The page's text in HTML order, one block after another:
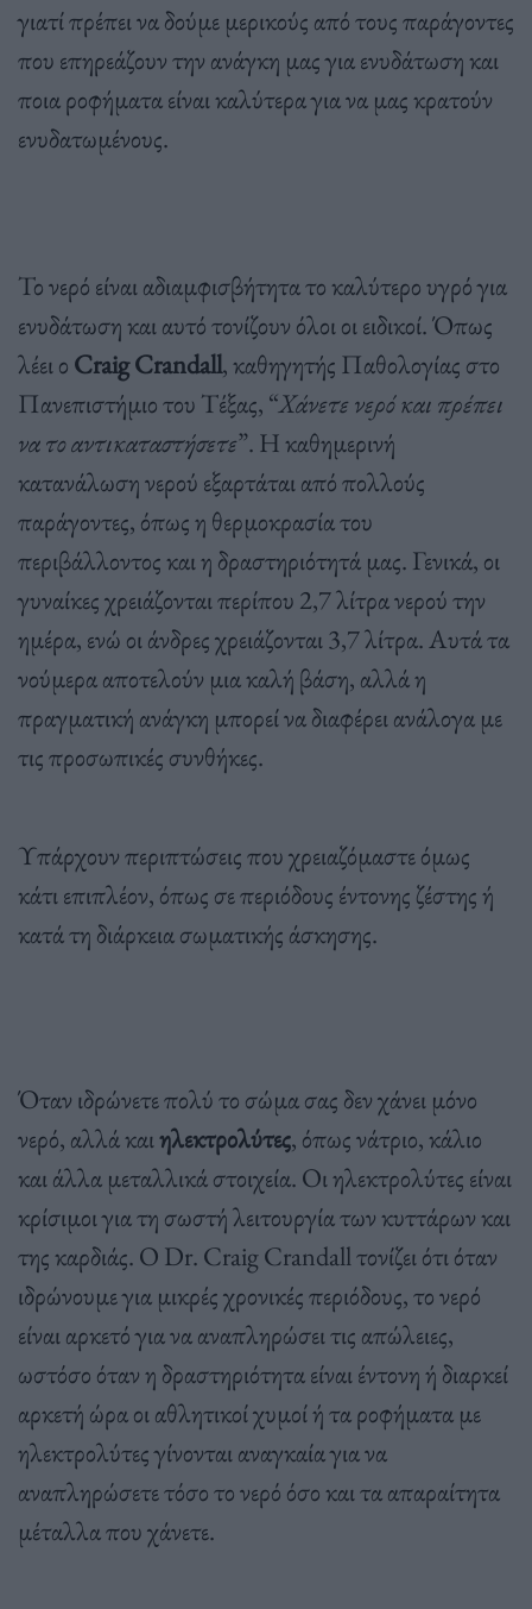
γιατί πρέπει να δούμε μερικούς από τους παράγοντες
που επηρεάζουν την ανάγκη μας για ενυδάτωση και
ποια ροφήματα είναι καλύτερα για να μας κρατούν
ενυδατωμένους.
Το νερό είναι αδιαμφισβήτητα το καλύτερο υγρό για
ενυδάτωση και αυτό τονίζουν όλοι οι ειδικοί. Όπως
λέει ο Craig Crandall, καθηγητής Παθολογίας στο
Πανεπιστήμιο του Τέξας, “Χάνετε νερό και πρέπει
να το αντικαταστήσετε”. Η καθημερινή
κατανάλωση νερού εξαρτάται από πολλούς
παράγοντες, όπως η θερμοκρασία του
περιβάλλοντος και η δραστηριότητά μας. Γενικά, οι
γυναίκες χρειάζονται περίπου 2,7 λίτρα νερού την
ημέρα, ενώ οι άνδρες χρειάζονται 3,7 λίτρα. Αυτά τα
νούμερα αποτελούν μια καλή βάση, αλλά η
πραγματική ανάγκη μπορεί να διαφέρει ανάλογα με
τις προσωπικές συνθήκες.
Υπάρχουν περιπτώσεις που χρειαζόμαστε όμως
κάτι επιπλέον, όπως σε περιόδους έντονης ζέστης ή
κατά τη διάρκεια σωματικής άσκησης.
Όταν ιδρώνετε πολύ το σώμα σας δεν χάνει μόνο
νερό, αλλά καιηλεκτρολύτες, όπως νάτριο, κάλιο
και άλλα μεταλλικά στοιχεία. Οι ηλεκτρολύτες είναι
κρίσιμοι για τη σωστή λειτουργία των κυττάρων και
της καρδιάς. Ο Dr. Craig Crandall τονίζει ότι όταν
ιδρώνουμε για μικρές χρονικές περιόδους, το νερό
είναι αρκετό για να αναπληρώσει τις απώλειες,
ωστόσο όταν η δραστηριότητα είναι έντονη ή διαρκεί
αρκετή ώρα οι αθλητικοί χυμοί ή τα ροφήματα με
ηλεκτρολύτες γίνονται αναγκαία για να
αναπληρώσετε τόσο το νερό όσο και τα απαραίτητα
μέταλλα που χάνετε.